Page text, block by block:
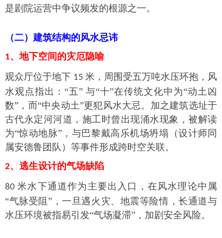
是剧院运营中争议频发的根源之一。
（二）建筑结构的风水忌讳
1、地下空间的灾厄隐喻
观众厅位于地下 15 米，周围受五万吨水压环抱，风
水观点指出：“五” 与“十”在传统文化中为“动土凶
数”，而“中央动土”更犯风水大忌。加之建筑选址于
古代永定河河道，施工时曾出现涌水现象，被解读
为“惊动地脉”，与巴黎戴高乐机场坍塌（设计师同
属安德鲁团队）等事件形成跨时空关联。
2、逃生设计的气场缺陷
80米水下通道作为主要出入口，在风水理论中属
“气脉受阻”，一旦遇火灾、地震等险情，长通道与
水压环境被指易引发“气场凝滞”，加剧安全风险。